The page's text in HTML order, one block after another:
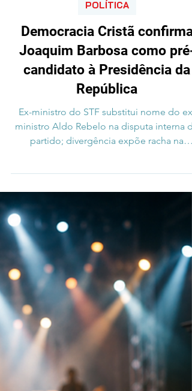
18 de mai. 2 min de leitura
POLÍTICA
Democracia Cristã confirma
candidato à Presidência da
República
Ex-ministro do STF substitui nome do ex-
ministro Aldo Rebelo na disputa interna
partido; divergência expõe racha na
legenda. O partido Democracia Cristã (DC)
confirmou, no último fim de semana, a
candidatura do ex-ministro do Supremo
Tribunal Federal Joaquim Barbosa à
Presidência da República. A decisão
substitui o nome do ex-ministro e ex-
deputado Aldo Rebelo, que vinha sendo
apontado como possível representante da
legenda na disputa eleitoral. A mudança